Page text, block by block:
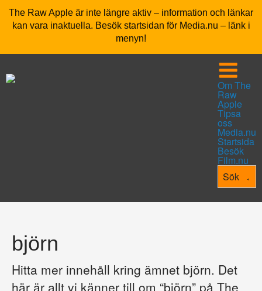
The Raw Apple är inte längre aktiv – information och länkar
kan vara inaktuella. Besök startsidan för Media.nu – länk i
menyn!
Om The
Raw
Apple
Tipsa
oss
Media.nu
Startsida
Besök
Film.nu
björn
Hitta mer innehåll kring ämnet björn. Det
här är allt vi känner till om “björn” på The